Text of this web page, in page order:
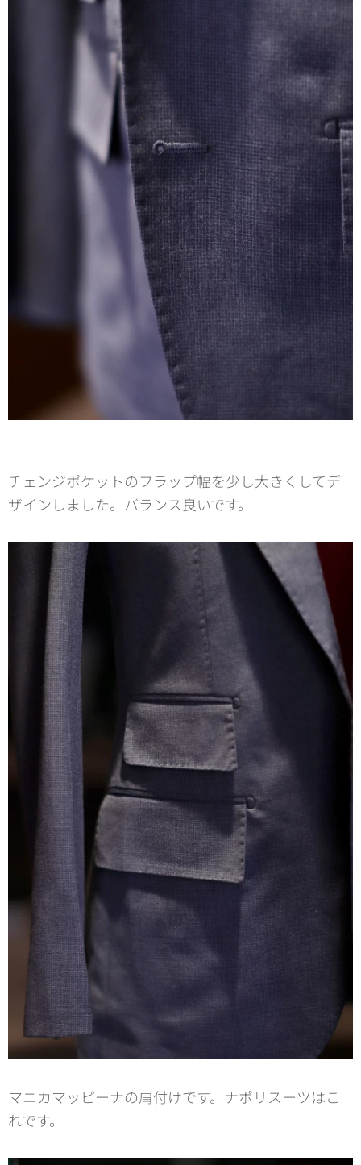
チェンジポケットのフラップ幅を少し大きくしてデ
ザインしました。バランス良いです。
マニカマッピーナの肩付けです。ナポリスーツはこ
れです。